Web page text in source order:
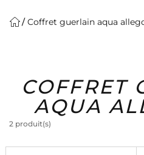
Solaire Homme
Coffret guerlain aqua
COFFRET
AQUA
2 produit(s)